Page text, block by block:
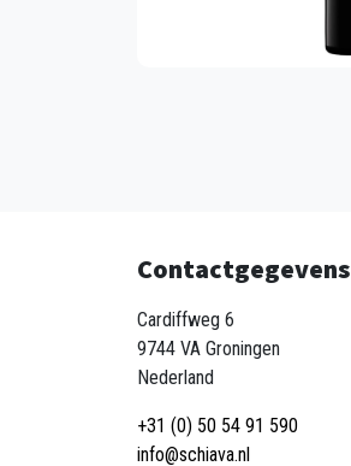
Contactgegevens
Cardiffweg 6
9744 VA Groningen
Nederland
+31 (0) 50 54 91 590
info@schiava.nl